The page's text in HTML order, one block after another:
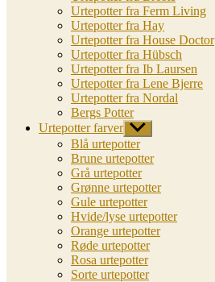
Urtepotter fra Ferm Living
Urtepotter fra Hay
Urtepotter fra House Doctor
Urtepotter fra Hübsch
Urtepotter fra Ib Laursen
Urtepotter fra Lene Bjerre
Urtepotter fra Nordal
Bergs Potter
Urtepotter farver Vis
undermenu
Blå urtepotter
Brune urtepotter
Grå urtepotter
Grønne urtepotter
Gule urtepotter
Hvide/lyse urtepotter
Orange urtepotter
Røde urtepotter
Rosa urtepotter
Sorte urtepotter